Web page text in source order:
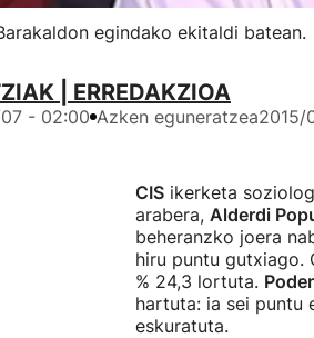
egindako ekitaldi batean.
| ERREDAKZIOA
- 02:00 Azken eguneratzea2015/
CISikerketa
arabera, Alderdi
beheranzko joera
hiru puntu gutxiago.
% 24,3 lortuta. P
hartuta: ia sei puntu
eskuratuta.